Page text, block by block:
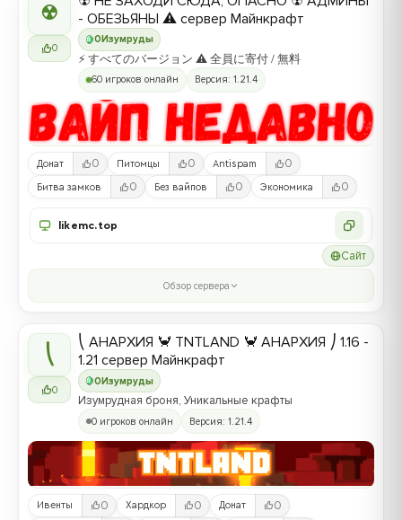
☢
0
0 Изумруды
- ОБЕЗЬЯНЫ ⚠ сервер Майнкрафт
⚡ すべてのバージョン ⚠ 全員に寄付 / 無料
60 игроков онлайн Версия: 1.21.4
Донат 0 Питомцы 0 Antispam 0
Битва замков 0 Без вайпов 0 Экономика 0
likemc.top
Сайт
Обзор сервера
⎝
0
0Изумруды
⎝ АНАРХИЯ 🦀 TNTLAND 🦀 АНАРХИЯ ⎠ 1.16 -
1.21 сервер Майнкрафт
Изумрудная броня, Уникальные крафты
0 игроков онлайн Версия: 1.21.4
Ивенты 0 Хардкор 0 Донат 0